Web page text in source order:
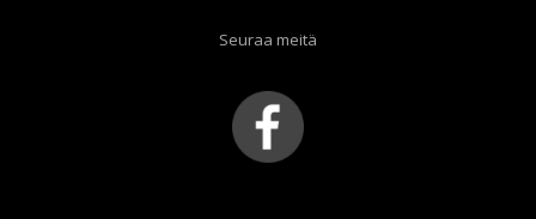
Seuraa meitä